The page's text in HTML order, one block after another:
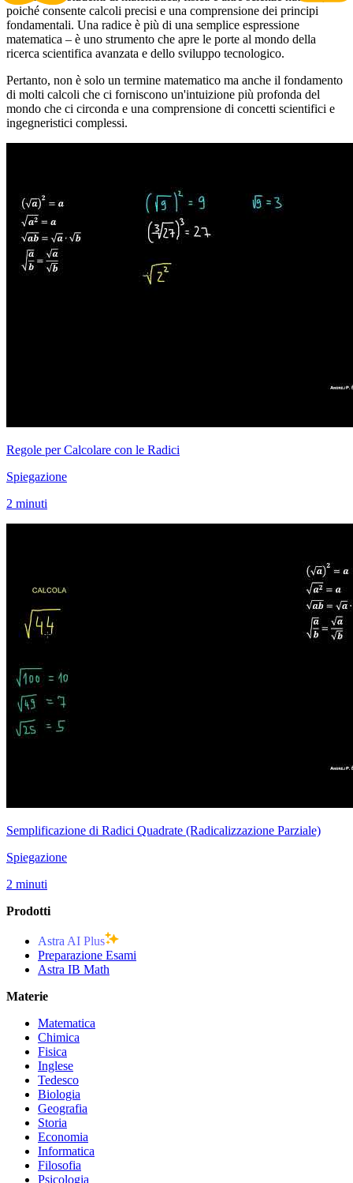
poiché consente calcoli precisi e una comprensione dei principi
fondamentali. Una radice è più di una semplice espressione
matematica – è uno strumento che apre le porte al mondo della
ricerca scientifica avanzata e dello sviluppo tecnologico.
Pertanto, non è solo un termine matematico ma anche il fondamento
di molti calcoli che ci forniscono un'intuizione più profonda del
mondo che ci circonda e una comprensione di concetti scientifici e
ingegneristici complessi.
Regole per Calcolare con le Radici
Spiegazione
2 minuti
Semplificazione di Radici Quadrate (Radicalizzazione Parziale)
Spiegazione
2 minuti
Prodotti
Astra AI Plus
Preparazione Esami
Astra IB Math
Materie
Matematica
Chimica
Fisica
Inglese
Tedesco
Biologia
Geografia
Storia
Economia
Informatica
Filosofia
Psicologia